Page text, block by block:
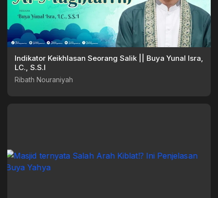
Indikator Keikhlasan Seorang Salik || Buya Yunal Isra,
LC., S.S.I
Ribath Nouraniyah